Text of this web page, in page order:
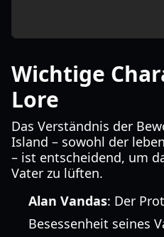
Wichtige
Lore
Das Verständnis der
Island – sowohl der
– ist entscheidend, um
Vater zu lüften.
Alan Vandas: Der
Besessenheit seines